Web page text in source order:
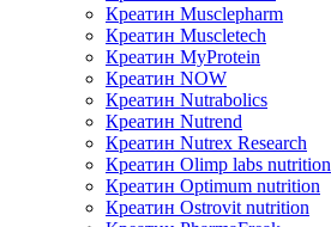
Креатин Musclepharm
Креатин Muscletech
Креатин MyProtein
Креатин NOW
Креатин Nutrabolics
Креатин Nutrend
Креатин Nutrex Research
Креатин Olimp labs nutrition
Креатин Optimum nutrition
Креатин Ostrovit nutrition